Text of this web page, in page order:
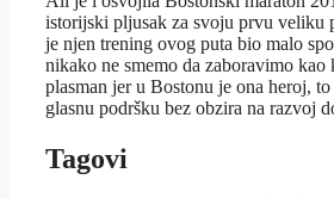
istorijski pljusak za svoju prvu veliku
je njen trening ovog puta bio malo
nikako ne smemo da zaboravimo kao
plasman jer u Bostonu je ona heroj,
glasnu podršku bez obzira na razvoj
Tagovi